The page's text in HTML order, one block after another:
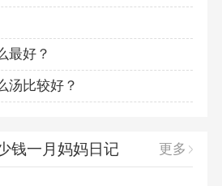
最好？
汤比较好？
钱一月妈妈日记 更多